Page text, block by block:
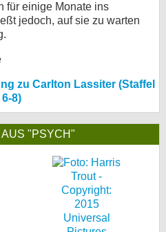
für einige Monate ins
jedoch, auf sie zu warten
zu Carlton Lassiter (Staffel
6-8)
"PSYCH"